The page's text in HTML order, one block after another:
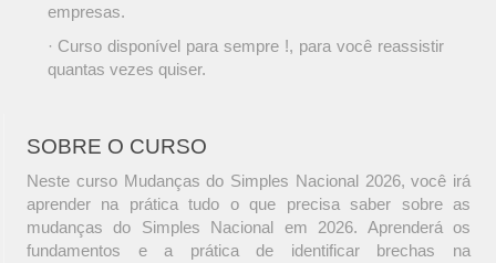
empresas.
· Curso disponível para sempre !, para você reassistir
quantas vezes quiser.
SOBRE O CURSO
Neste curso Mudanças do Simples Nacional 2026, você irá
aprender na prática tudo o que precisa saber sobre as
mudanças do Simples Nacional em 2026. Aprenderá os
fundamentos e a prática de identificar brechas na